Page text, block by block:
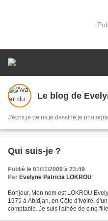
Le blog de
J'écris,je peins,je dessine,je
Qui suis-je ?
Publié le 01/11/2009 à 23:49
Par Evelyne Patricia LOKROU
Bonjour, Mon nom est LOKROU
1975 à Abidjan, en Côte d'Ivoire,
comptable. Je suis l'aînée de cinq